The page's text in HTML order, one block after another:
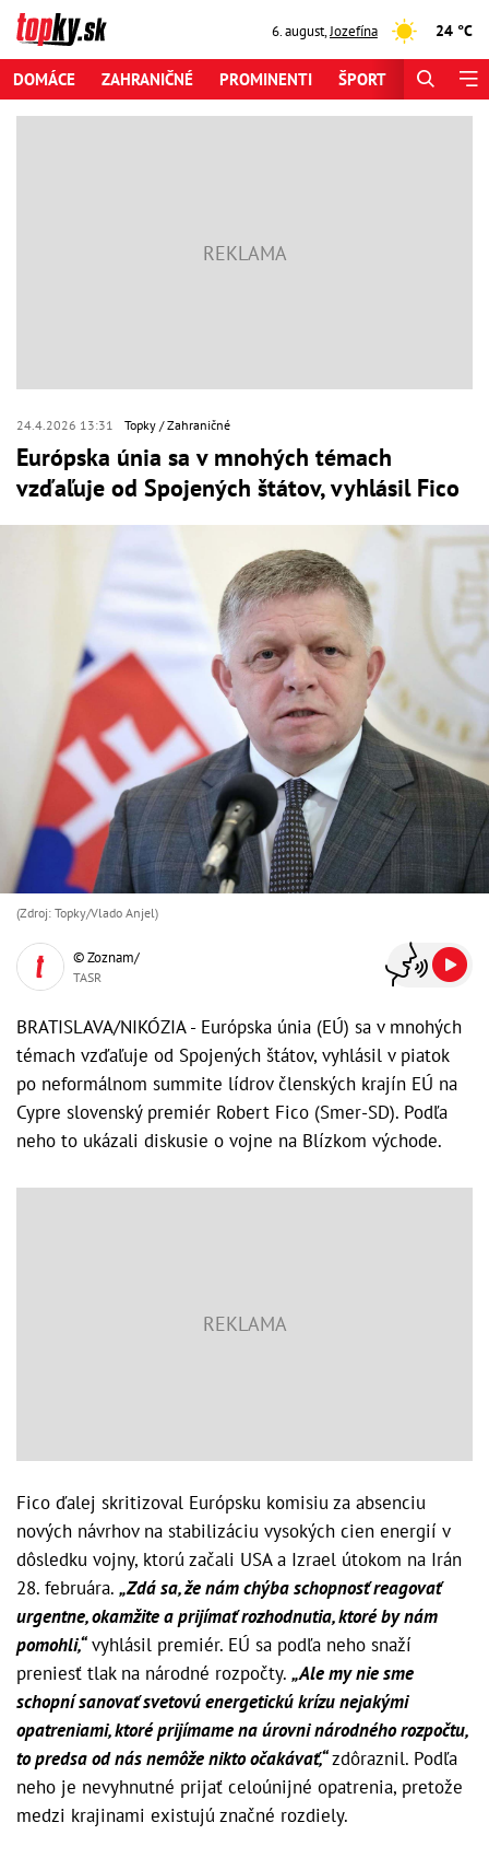
6. august,Jozefína 24 °C
DOMÁCE ZAHRANIČNÉ PROMINENTI ŠPORT
24.4.2026 13:31 Topky Zahraničné
Európska únia sa v mnohých témach
vzďaľuje od Spojených štátov, vyhlásil Fico
(Zdroj: Topky/Vlado Anjel)
© Zoznam/
TASR
BRATISLAVA/NIKÓZIA - Európska únia (EÚ) sa v mnohých
témach vzďaľuje od Spojených štátov, vyhlásil v piatok
po neformálnom summite lídrov členských krajín EÚ na
Cypre slovenský premiér Robert Fico (Smer-SD). Podľa
neho to ukázali diskusie o vojne na Blízkom východe.
Fico ďalej skritizoval Európsku komisiu za absenciu
nových návrhov na stabilizáciu vysokých cien energií v
dôsledku vojny, ktorú začali USA a Izrael útokom na Irán
28. februára. „Zdá sa, že nám chýba schopnosť reagovať
urgentne, okamžite a prijímať rozhodnutia, ktoré by nám
pomohli,“vyhlásil premiér. EÚ sa podľa neho snaží
preniesť tlak na národné rozpočty. „Ale my nie sme
schopní sanovať svetovú energetickú krízu nejakými
opatreniami, ktoré prijímame na úrovni národného rozpočtu,
to predsa od nás nemôže nikto očakávať,“zdôraznil. Podľa
neho je nevyhnutné prijať celoúnijné opatrenia, pretože
medzi krajinami existujú značné rozdiely.